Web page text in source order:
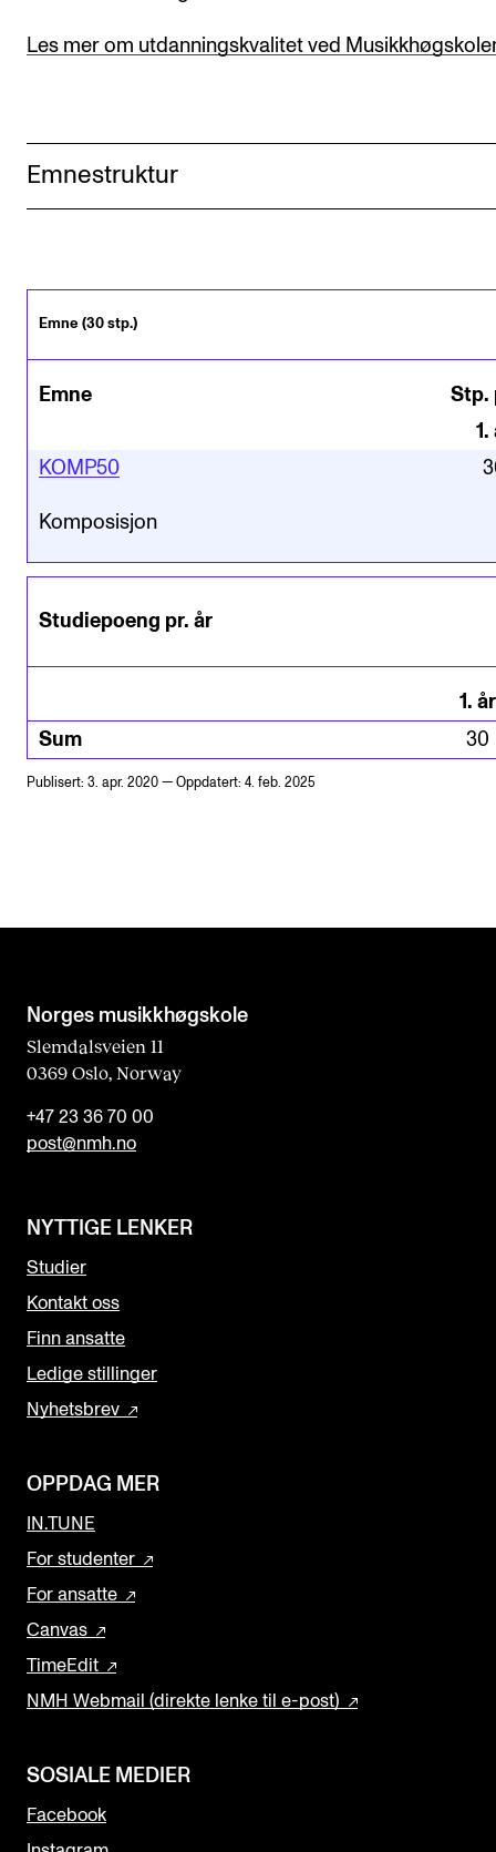
Les mer om utdanningskvalitet ved
Emnestruktur
Emne (30 stp.)
Emne
Stp.
1.
KOMP50
Komposisjon
Studiepoeng pr. år
1. år
Sum
30
Publisert: 3. apr. 2020 — Oppdatert: 4. feb. 2025
Norges musikk­høgskole
Slemdalsveien 11
0369 Oslo, Norway
+47 23 36 70 00
post@nmh.no
NYTTIGE LENKER
Studier
Kontakt oss
Finn ansatte
Ledige stillinger
Nyhetsbrev
OPPDAG MER
IN.TUNE
For studenter
For ansatte
Canvas
TimeEdit
NMH Webmail (direkte lenke til e-post)
SOSIALE MEDIER
Facebook